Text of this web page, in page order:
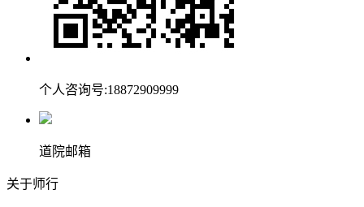
个人咨询号:18872909999
道院邮箱
关于师行